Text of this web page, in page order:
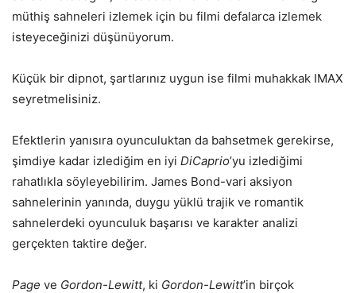
müthiş sahneleri izlemek için bu filmi defalarca izlemek
isteyeceğinizi düşünüyorum.
Küçük bir dipnot, şartlarınız uygun ise filmi muhakkak IMAX
seyretmelisiniz.
Efektlerin yanısıra oyunculuktan da bahsetmek gerekirse,
şimdiye kadar izlediğim en iyi DiCaprio’yu izlediğimi
rahatlıkla söyleyebilirim. James Bond-vari aksiyon
sahnelerinin yanında, duygu yüklü trajik ve romantik
sahnelerdeki oyunculuk başarısı ve karakter analizi
gerçekten taktire değer.
Page ve Gordon-Lewitt, ki Gordon-Lewitt’in birçok